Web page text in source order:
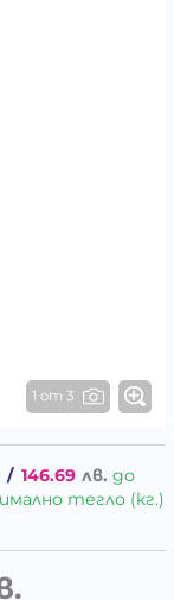
1 от 3
/ 146.69 лв. до
тегло (кг.)